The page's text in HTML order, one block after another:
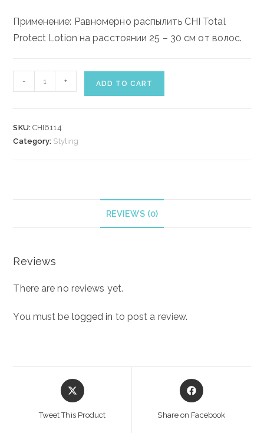
Применение: Равномерно распылить CHI Total
Protect Lotion на расстоянии 25 – 30 см от волос.
TOTAL
- + ADD TO CART
SKU: CHI6114
Category: Styling
REVIEWS (0)
Reviews
There are no reviews yet.
You must be logged in to post a review.
Opens
in
Tweet This Product
Opens
in
Share on Facebook